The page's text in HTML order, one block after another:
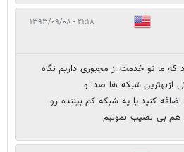
۲۱:۱۸ - ۱۳۹۳/۰۹/۰۸
که ما تو خدمت از مجبوری داریم نگاه
ازبهترین شبکه ها صدا و
کنید یا یه شبکه کم بیننده رو
هم بی نصیب نمونیم